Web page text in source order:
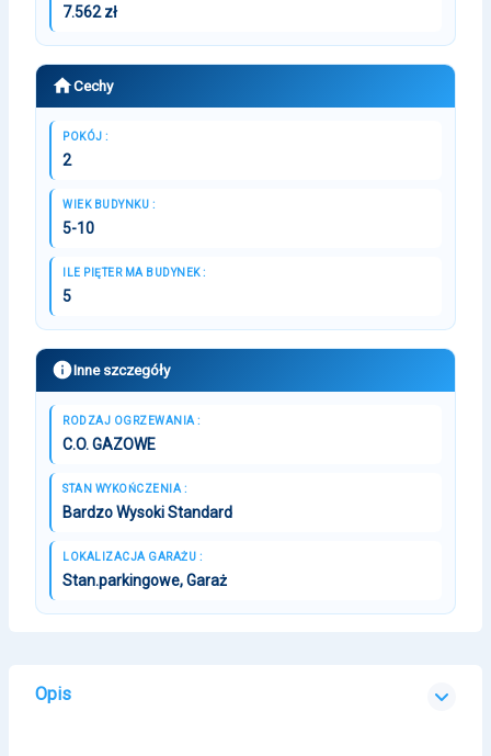
7.562 zł
Cechy
POKÓJ :
2
WIEK BUDYNKU :
5-10
ILE PIĘTER MA BUDYNEK :
5
Inne szczegóły
RODZAJ OGRZEWANIA :
C.O. GAZOWE
STAN WYKOŃCZENIA :
Bardzo Wysoki Standard
LOKALIZACJA GARAŻU :
Stan.parkingowe, Garaż
Opis